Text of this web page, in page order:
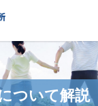
ついて解説